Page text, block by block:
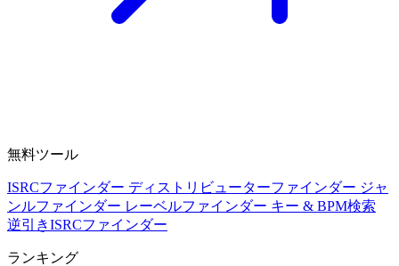
無料ツール
ISRCファインダー ディストリビューターファインダー ジャ
ンルファインダー レーベルファインダー キー & BPM検索
逆引きISRCファインダー
ランキング